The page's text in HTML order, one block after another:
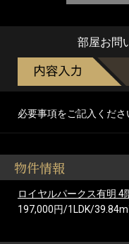
部屋お問
必要事項をご記入くださ
物件情報
ロイヤルパークス有明 4
197,000円/1LDK/39.84m